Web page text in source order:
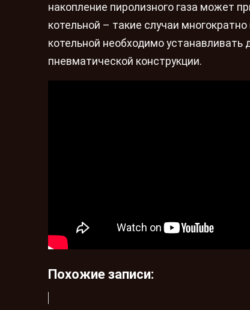
накопление пиролизного газа может
котельной – такие случаи
котельной необходимо
пневматической конструкции.
Похожие записи: